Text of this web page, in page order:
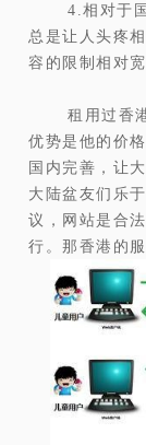
4.相对于
总是让人头疼
容的限制相对宽
租用过香
优势是他的价
国内完善，让
大陆盆友们乐
议，网站是合
行。那香港的